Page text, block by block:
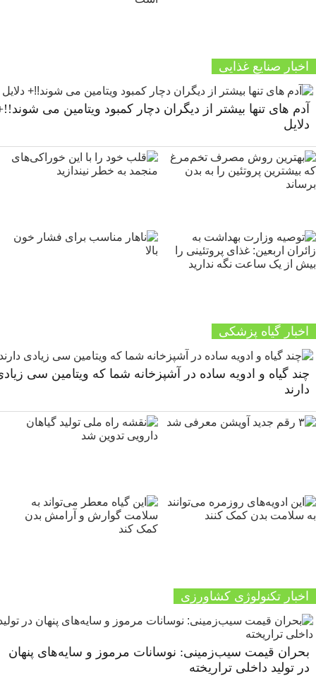
اخبار صنایع غذایی
آدم های تنها بیشتر از دیگران دچار کمبود ویتامین می
دلایل
اخبار گیاه پزشکی
چند گیاه و ادویه ساده در آشپزخانه شما که ویتامین سی
دارند
اخبار تکنولوژی کشاورزی
بحران قیمت سیب‌زمینی: نوسانات مرموز و سایه‌های پنهان
در تولید داخلی تراریخته